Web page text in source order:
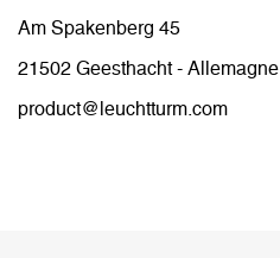
Am Spakenberg 45
21502 Geesthacht - Allemagne
product@leuchtturm.com